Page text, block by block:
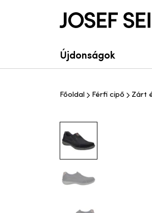
Josef Seibel Webshop
Újdonságok
Főoldal Férfi cipő Zárt